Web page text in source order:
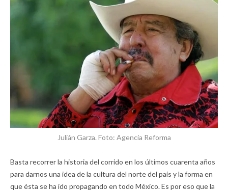
Julián Garza. Foto: Agencia Reforma
Basta recorrer la historia del corrido en los últimos cuarenta años
para darnos una idea de la cultura del norte del país y la forma en
que ésta se ha ido propagando en todo México. Es por eso que la